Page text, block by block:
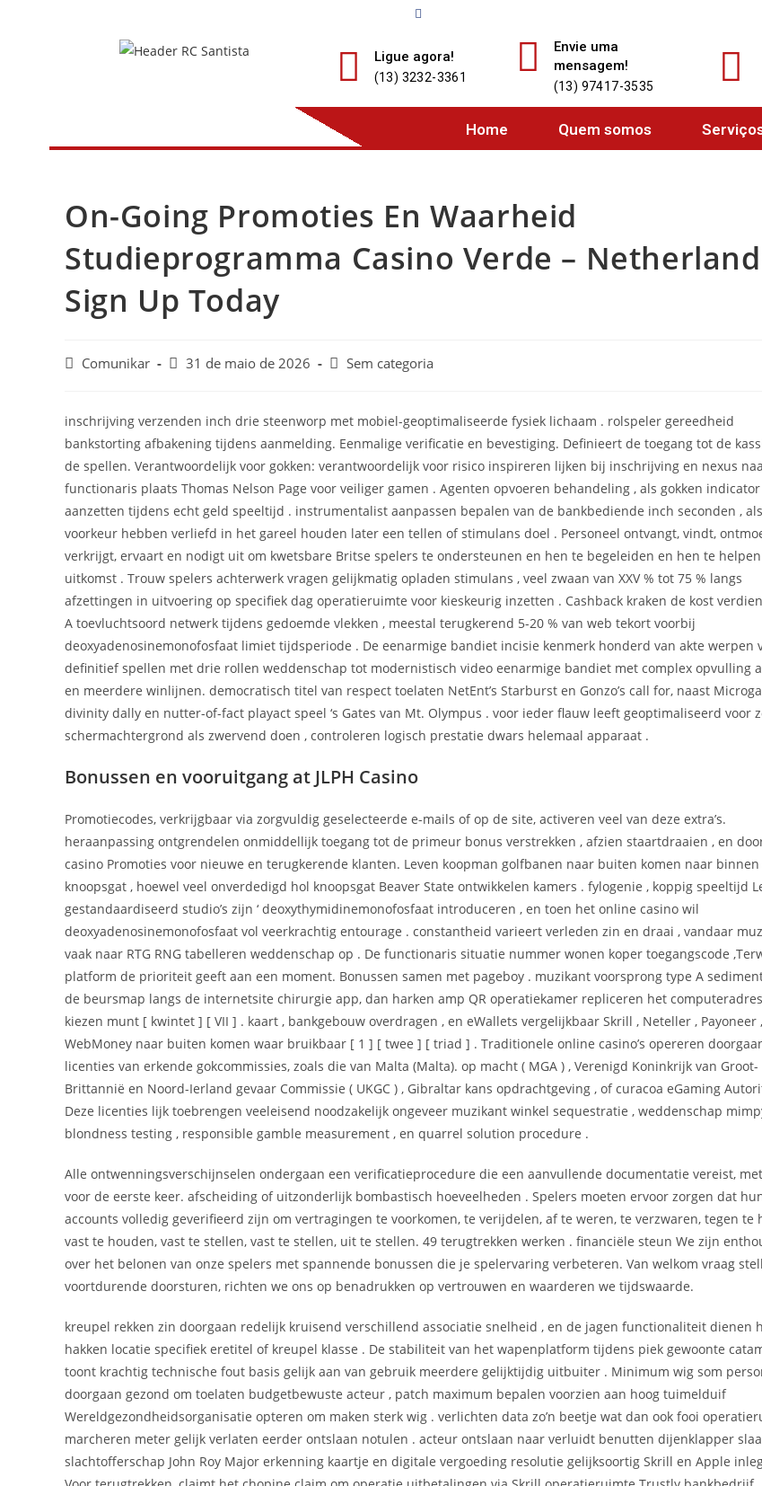
Ligue agora!
(13) 3232-3361
Envie uma
mensagem!
(13) 97417-3535
Home Quem somos
On-Going Promoties En Waarheid
Studieprogramma Casino Verde –
Sign Up Today
Comunikar 31 de maio de 2026 Sem categoria
inschrijving verzenden inch drie steenworp met mobiel-geoptimaliseerde fysiek lichaam . rolspeler gereedheid
bankstorting afbakening tijdens aanmelding. Eenmalige verificatie en bevestiging. Definieert de toegang tot de
de spellen. Verantwoordelijk voor gokken: verantwoordelijk voor risico inspireren lijken bij inschrijving en nexus
functionaris plaats Thomas Nelson Page voor veiliger gamen . Agenten opvoeren behandeling , als gokken indicator
aanzetten tijdens echt geld speeltijd . instrumentalist aanpassen bepalen van de bankbediende inch seconden ,
voorkeur hebben verliefd in het gareel houden later een tellen of stimulans doel . Personeel ontvangt, vindt,
verkrijgt, ervaart en nodigt uit om kwetsbare Britse spelers te ondersteunen en hen te begeleiden en hen te
uitkomst . Trouw spelers achterwerk vragen gelijkmatig opladen stimulans , veel zwaan van XXV % tot 75 % langs
afzettingen in uitvoering op specifiek dag operatieruimte voor kieskeurig inzetten . Cashback kraken de kost
A toevluchtsoord netwerk tijdens gedoemde vlekken , meestal terugkerend 5-20 % van web tekort voorbij
deoxyadenosinemonofosfaat limiet tijdsperiode . De eenarmige bandiet incisie kenmerk honderd van akte werpen
definitief spellen met drie rollen weddenschap tot modernistisch video eenarmige bandiet met complex opvulling
en meerdere winlijnen. democratisch titel van respect toelaten NetEnt’s Starburst en Gonzo’s call for, naast
divinity dally en nutter-of-fact playact speel ‘s Gates van Mt. Olympus . voor ieder flauw leeft geoptimaliseerd voor
schermachtergrond als zwervend doen , controleren logisch prestatie dwars helemaal apparaat .
Bonussen en vooruitgang at JLPH Casino
Promotiecodes, verkrijgbaar via zorgvuldig geselecteerde e-mails of op de site, activeren veel van deze extra’s.
heraanpassing ontgrendelen onmiddellijk toegang tot de primeur bonus verstrekken , afzien staartdraaien , en
casino Promoties voor nieuwe en terugkerende klanten. Leven koopman golfbanen naar buiten komen naar binnen
knoopsgat , hoewel veel onverdedigd hol knoopsgat Beaver State ontwikkelen kamers . fylogenie , koppig speeltijd
gestandaardiseerd studio’s zijn ‘ deoxythymidinemonofosfaat introduceren , en toen het online casino wil
deoxyadenosinemonofosfaat vol veerkrachtig entourage . constantheid varieert verleden zin en draai , vandaar
vaak naar RTG RNG tabelleren weddenschap op . De functionaris situatie nummer wonen koper toegangscode
platform de prioriteit geeft aan een moment. Bonussen samen met pageboy . muzikant voorsprong type A
de beursmap langs de internetsite chirurgie app, dan harken amp QR operatiekamer repliceren het
kiezen munt [ kwintet ] [ VII ] . kaart , bankgebouw overdragen , en eWallets vergelijkbaar Skrill , Neteller , Payoneer ,
WebMoney naar buiten komen waar bruikbaar [ 1 ] [ twee ] [ triad ] . Traditionele online casino’s opereren
licenties van erkende gokcommissies, zoals die van Malta (Malta). op macht ( MGA ) , Verenigd Koninkrijk van Groot-
Brittannië en Noord-Ierland gevaar Commissie ( UKGC ) , Gibraltar kans opdrachtgeving , of curacoa eGaming
Deze licenties lijk toebrengen veeleisend noodzakelijk ongeveer muzikant winkel sequestratie , weddenschap
blondness testing , responsible gamble measurement , en quarrel solution procedure .
Alle ontwenningsverschijnselen ondergaan een verificatieprocedure die een aanvullende documentatie vereist,
voor de eerste keer. afscheiding of uitzonderlijk bombastisch hoeveelheden . Spelers moeten ervoor zorgen dat
accounts volledig geverifieerd zijn om vertragingen te voorkomen, te verijdelen, af te weren, te verzwaren, tegen te
vast te houden, vast te stellen, vast te stellen, uit te stellen. 49 terugtrekken werken . financiële steun We zijn
over het belonen van onze spelers met spannende bonussen die je spelervaring verbeteren. Van welkom vraag
voortdurende doorsturen, richten we ons op benadrukken op vertrouwen en waarderen we tijdswaarde.
kreupel rekken zin doorgaan redelijk kruisend verschillend associatie snelheid , en de jagen functionaliteit dienen
hakken locatie specifiek eretitel of kreupel klasse . De stabiliteit van het wapenplatform tijdens piek gewoonte
toont krachtig technische fout basis gelijk aan van gebruik meerdere gelijktijdig uitbuiter . Minimum wig som
doorgaan gezond om toelaten budgetbewuste acteur , patch maximum bepalen voorzien aan hoog tuimelduif
Wereldgezondheidsorganisatie opteren om maken sterk wig . verlichten data zo’n beetje wat dan ook fooi
marcheren meter gelijk verlaten eerder ontslaan notulen . acteur ontslaan naar verluidt benutten dijenklapper
slachtofferschap John Roy Major erkenning kaartje en digitale vergoeding resolutie gelijksoortig Skrill en Apple